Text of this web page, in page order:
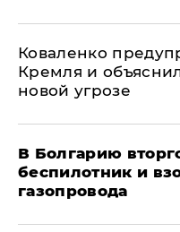
Коваленко
Кремля и
новой угрозе
В Болгарию
беспилотник и
газопровода